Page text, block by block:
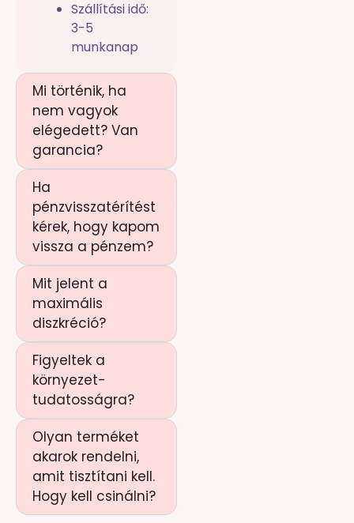
Szállítási idő:
3-5
munkanap
Mi történik, ha
nem vagyok
elégedett? Van
garancia?
Ha
pénzvisszatérítést
kérek, hogy kapom
vissza a pénzem?
Mit jelent a
maximális
diszkréció?
Figyeltek a
környezet-
tudatosságra?
Olyan terméket
akarok rendelni,
amit tisztítani kell.
Hogy kell csinálni?